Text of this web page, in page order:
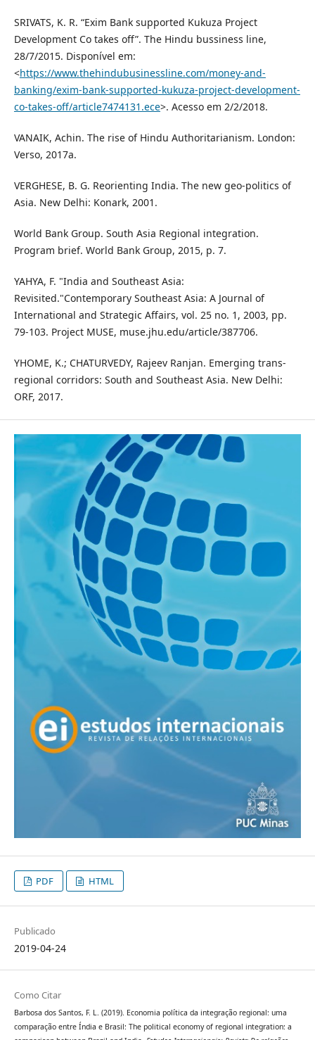
SRIVATS, K. R. “Exim Bank supported Kukuza Project
Development Co takes off”. The Hindu bussiness line,
28/7/2015. Disponível em:
<https://www.thehindubusinessline.com/money-and-
banking/exim-bank-supported-kukuza-project-development-
co-takes-off/article7474131.ece>. Acesso em 2/2/2018.
VANAIK, Achin. The rise of Hindu Authoritarianism. London:
Verso, 2017a.
VERGHESE, B. G. Reorienting India. The new geo-politics of
Asia. New Delhi: Konark, 2001.
World Bank Group. South Asia Regional integration.
Program brief. World Bank Group, 2015, p. 7.
YAHYA, F. "India and Southeast Asia:
Revisited."Contemporary Southeast Asia: A Journal of
International and Strategic Affairs, vol. 25 no. 1, 2003, pp.
79-103. Project MUSE, muse.jhu.edu/article/387706.
YHOME, K.; CHATURVEDY, Rajeev Ranjan. Emerging trans-
regional corridors: South and Southeast Asia. New Delhi:
ORF, 2017.
PDF HTML
Publicado
2019-04-24
Como Citar
Barbosa dos Santos, F. L. (2019). Economia política da integração regional: uma
comparação entre Índia e Brasil: The political economy of regional integration: a